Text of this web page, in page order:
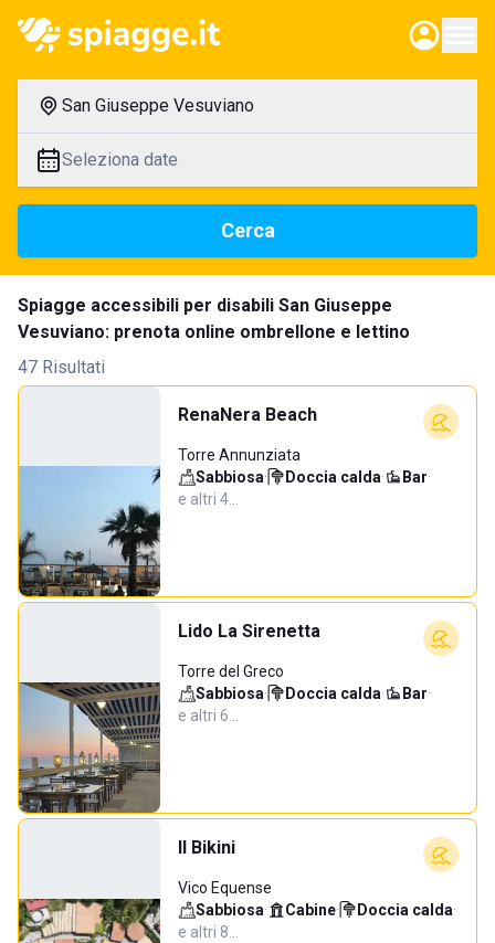
San Giuseppe Vesuviano
Seleziona date
Cerca
Spiagge accessibili per disabili San Giuseppe
Vesuviano: prenota online ombrellone e lettino
47 Risultati
RenaNera Beach
Torre Annunziata
Sabbiosa· Doccia calda· Bar·
e altri 4…
Lido La Sirenetta
Torre del Greco
Sabbiosa· Doccia calda· Bar·
e altri 6…
Il Bikini
Vico Equense
Sabbiosa· Cabine· Doccia calda·
e altri 8…